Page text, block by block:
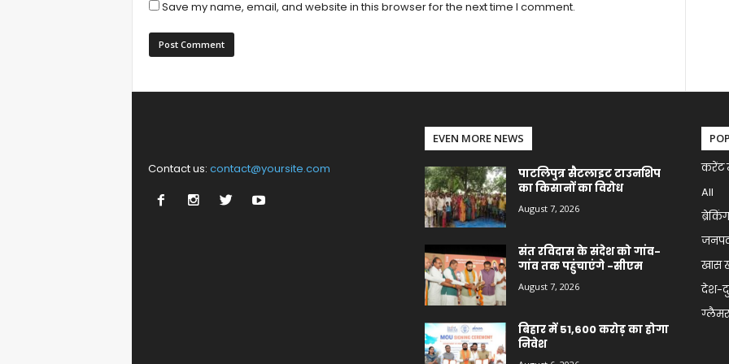
Save my name, email, and website in this browser for the next time I comment.
Contact us: contact@yoursite.com
EVEN MORE NEWS
पाटलिपुत्र सैटलाइट टाउनशिप
का किसानों का विरोध
August 7, 2026
संत रविदास के संदेश को गांव-
गांव तक पहुंचाएंगे -सीएम
August 7, 2026
बिहार में 51,600 करोड़ का होगा
निवेश
करेंट
All
खास
देश-
ग्लैमर